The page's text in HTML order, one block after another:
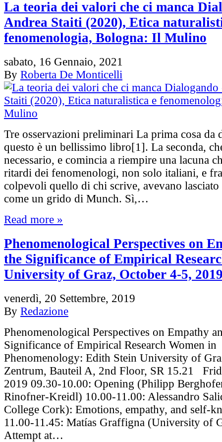
La teoria dei valori che ci manca
Andrea Staiti (2020), Etica
fenomenologia, Bologna: Il Mulino
sabato, 16 Gennaio, 2021
By Roberta De Monticelli
Tre osservazioni preliminari La prima cosa da
questo è un bellissimo libro[1]. La seconda,
necessario, e comincia a riempire una lacuna
ritardi dei fenomenologi, non solo italiani, e
colpevoli quello di chi scrive, avevano lasciato
come un grido di Munch. Sì,…
Read more »
Phenomenological Perspectives on
the Significance of Empirical
University of Graz, October 4-5,
venerdì, 20 Settembre, 2019
By Redazione
Phenomenological Perspectives on Empathy
Significance of Empirical Research Women in
Phenomenology: Edith Stein University of
Zentrum, Bauteil A, 2nd Floor, SR 15.21
2019 09.30-10.00: Opening (Philipp
Rinofner-Kreidl) 10.00-11.00: Alessandro
College Cork): Emotions, empathy, and self-
11.00-11.45: Matías Graffigna (University of
Attempt at…